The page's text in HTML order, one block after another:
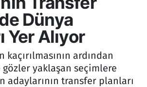
Dünya
Yer Alıyor
ardından
gözler yaklaşan seçimlere
adaylarının transfer planları